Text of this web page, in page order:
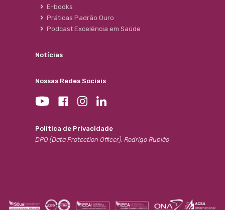
E-books
Práticas Padrão Ouro
Podcast Excelência em Saúde
Notícias
Nossas Redes Sociais
Política de Privacidade
DPO (Data Protection Officer): Rodrigo Rubião